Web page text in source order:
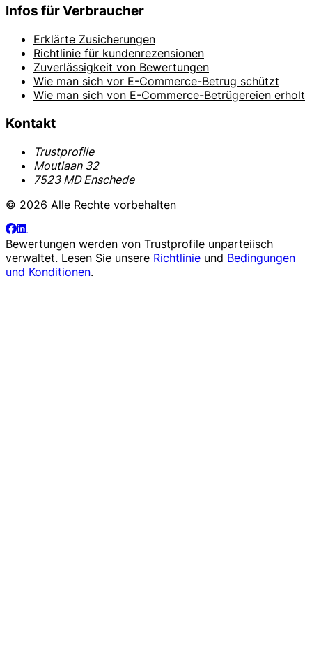
Infos für Verbraucher
Erklärte Zusicherungen
Richtlinie für kundenrezensionen
Zuverlässigkeit von Bewertungen
Wie man sich vor E-Commerce-Betrug schützt
Wie man sich von E-Commerce-Betrügereien erholt
Kontakt
Trustprofile
Moutlaan 32
7523 MD Enschede
© 2026 Alle Rechte vorbehalten
Bewertungen werden von Trustprofile unparteiisch
verwaltet. Lesen Sie unsere Richtlinie und Bedingungen
und Konditionen.